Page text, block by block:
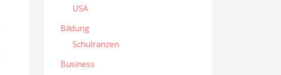
USA
Bildung
Schulranzen
Business